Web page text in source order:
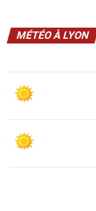
MÉTÉO À LYON